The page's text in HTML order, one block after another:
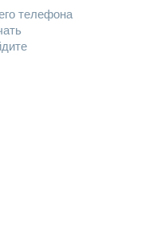
телефона